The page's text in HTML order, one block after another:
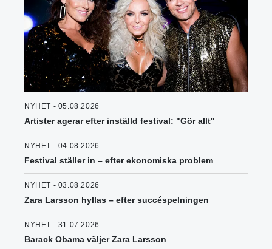
NYHET - 05.08.2026
Artister agerar efter inställd festival: "Gör allt"
NYHET - 04.08.2026
Festival ställer in – efter ekonomiska problem
NYHET - 03.08.2026
Zara Larsson hyllas – efter succéspelningen
NYHET - 31.07.2026
Barack Obama väljer Zara Larsson